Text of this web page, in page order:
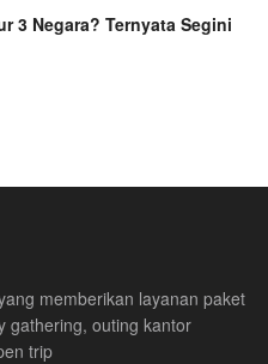
3 Negara? Ternyata Segini
memberikan layanan paket
gathering, outing kantor
trip